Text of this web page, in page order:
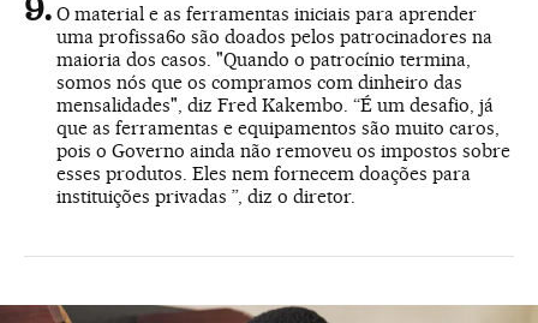
O material e as ferramentas iniciais para aprender
uma profissa6o são doados pelos patrocinadores na
maioria dos casos. "Quando o patrocínio termina,
somos nós que os compramos com dinheiro das
mensalidades", diz Fred Kakembo. “É um desafio, já
que as ferramentas e equipamentos são muito caros,
pois o Governo ainda não removeu os impostos sobre
esses produtos. Eles nem fornecem doações para
instituições privadas ”, diz o diretor.